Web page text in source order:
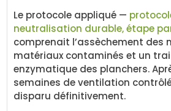
Le protocole appliqué —
neutralisation durable, étape
comprenait l’assèchement des
matériaux contaminés et un
enzymatique des planchers.
semaines de ventilation
disparu définitivement.